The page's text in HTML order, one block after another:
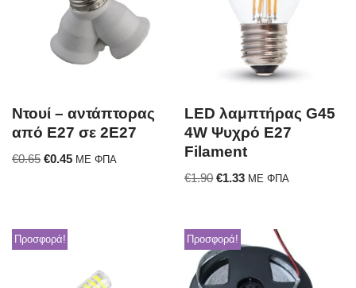
Ντουί – αντάπτορας
από E27 σε 2E27
€0.65 €0.45 ΜΕ ΦΠΑ
LED λαμπτήρας G45
4W Ψυχρό E27
Filament
€1.90 €1.33 ΜΕ ΦΠΑ
Προσφορά! Προσφορά!